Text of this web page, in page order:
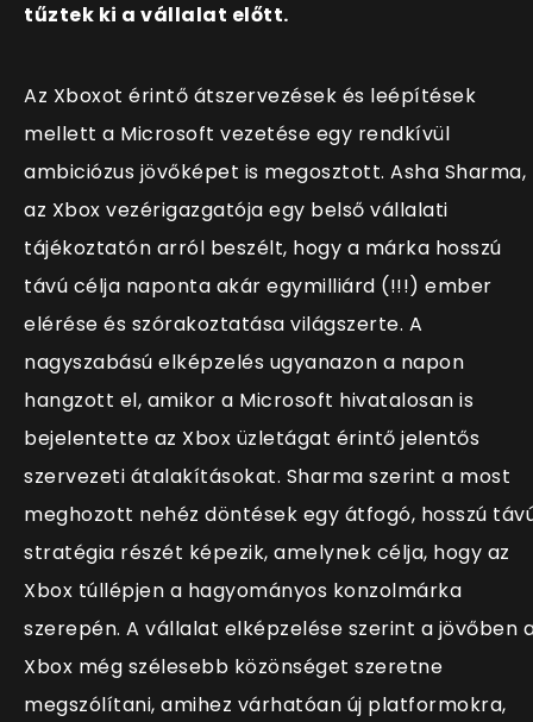
tűztek ki a vállalat előtt.
Az Xboxot érintő átszervezések és leépítések
mellett a Microsoft vezetése egy rendkívül
ambiciózus jövőképet is megosztott. Asha Sharma,
az Xbox vezérigazgatója egy belső vállalati
tájékoztatón arról beszélt, hogy a márka hosszú
távú célja naponta akár egymilliárd (!!!) ember
elérése és szórakoztatása világszerte. A
nagyszabású elképzelés ugyanazon a napon
hangzott el, amikor a Microsoft hivatalosan is
bejelentette az Xbox üzletágat érintő jelentős
szervezeti átalakításokat. Sharma szerint a most
meghozott nehéz döntések egy átfogó, hosszú
stratégia részét képezik, amelynek célja, hogy az
Xbox túllépjen a hagyományos konzolmárka
szerepén. A vállalat elképzelése szerint a jövőben
Xbox még szélesebb közönséget szeretne
megszólítani, amihez várhatóan új platformokra,